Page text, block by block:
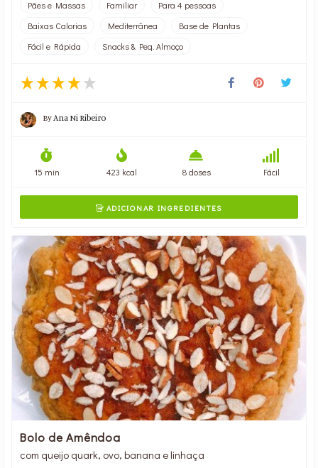
Pães e Massas Familiar
Para 4 pessoas
Baixas Calorias
Mediterrânea
Base de Plantas
Fácil e Rápida
Snacks & Peq. Almoço
ByAna Ni Ribeiro
15 min 423 kcal 8 doses Fácil
ADICIONAR INGREDIENTES
Bolo de Amêndoa
com queijo quark, ovo, banana e linhaça